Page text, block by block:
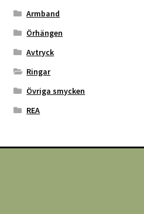
Armband
Örhängen
Avtryck
Ringar
Övriga smycken
REA